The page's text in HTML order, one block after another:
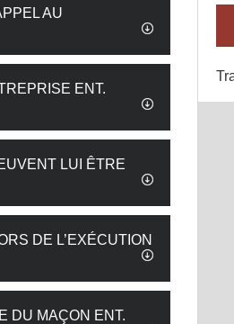
AU
ENT.
LUI ÊTRE
DE L’EXÉCUTION
DU MAÇON ENT.